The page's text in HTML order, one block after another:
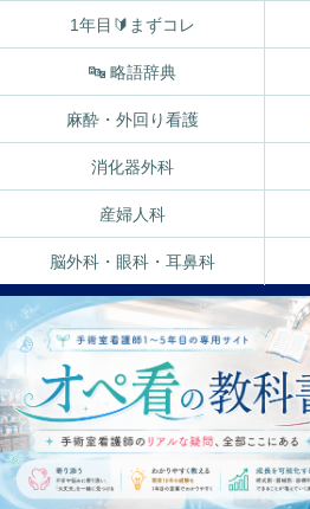
1年目🔰まずコレ
🔤 略語辞典
麻酔・外回り看護
消化器外科
産婦人科
脳外科・眼科・耳鼻科